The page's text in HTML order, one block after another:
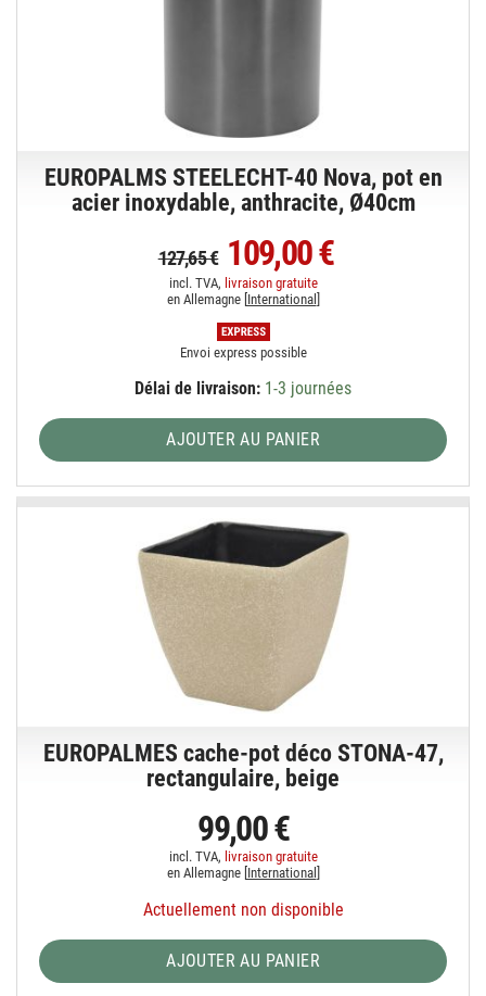
EUROPALMS STEELECHT-40 Nova, pot en
acier inoxydable, anthracite, Ø40cm
127,65 € 109,00 €
incl. TVA, livraison gratuite
en Allemagne [ International
Envoi express possible
Délai de livraison: 1-3 journées
AJOUTER AU PANIER
EUROPALMES cache-pot déco STONA-47,
rectangulaire, beige
99,00 €
incl. TVA, livraison gratuite
en Allemagne [ International
Actuellement non disponible
AJOUTER AU PANIER